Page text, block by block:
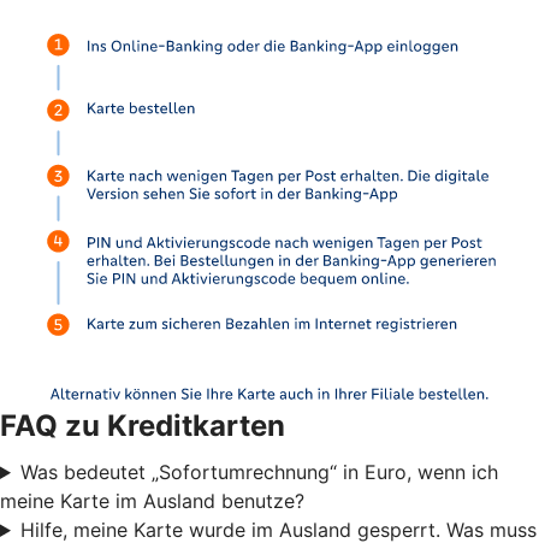
FAQ zu Kreditkarten
Was bedeutet „Sofortumrechnung“ in Euro, wenn ich
meine Karte im Ausland benutze?
Hilfe, meine Karte wurde im Ausland gesperrt. Was muss